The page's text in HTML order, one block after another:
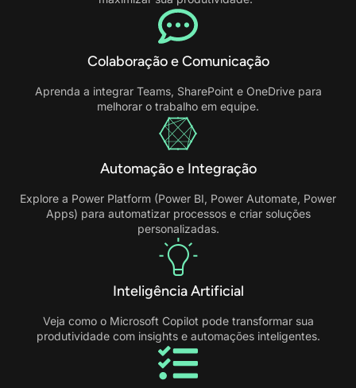
Colaboração e Comunicação
Aprenda a integrar Teams, SharePoint e OneDrive para
melhorar o trabalho em equipe.
Automação e Integração
Explore a Power Platform (Power BI, Power Automate, Power
Apps) para automatizar processos e criar soluções
personalizadas.
Inteligência Artificial
Veja como o Microsoft Copilot pode transformar sua
produtividade com insights e automações inteligentes.